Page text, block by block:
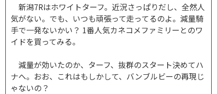
新潟7Rはホワイトターフ。近況さっぱりだし、全然人
気がない。でも、いつも頑張って走ってるのよ。減量騎
手で一発ないかい？ 1番人気カネコメファミリーとのワ
イドを買ってみる。
減量が効いたのか、ターフ、抜群のスタート決めてハ
ナへ。おお、これはもしかして、バンブルビーの再現じ
ゃないの？